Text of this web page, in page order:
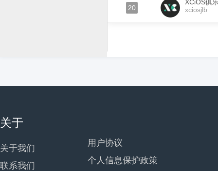
20
XCiOS俱
xciosjlb
关于
关于我们
联系我们
用户协议
个人信息保护政策